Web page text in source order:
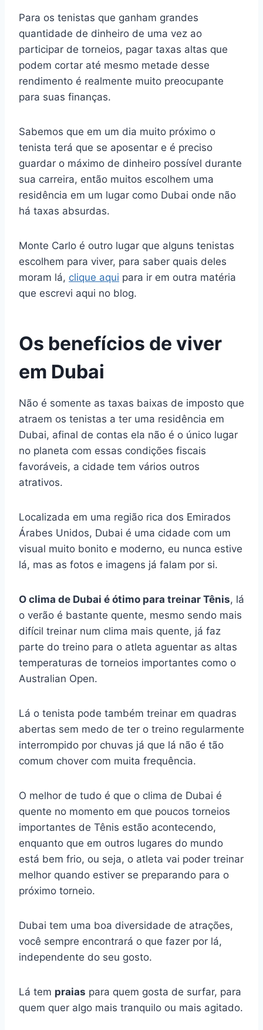
Para os tenistas que ganham grandes
quantidade de dinheiro de uma vez ao
participar de torneios, pagar taxas altas que
podem cortar até mesmo metade desse
rendimento é realmente muito preocupante
para suas finanças.
Sabemos que em um dia muito próximo o
tenista terá que se aposentar e é preciso
guardar o máximo de dinheiro possível durante
sua carreira, então muitos escolhem uma
residência em um lugar como Dubai onde não
há taxas absurdas.
Monte Carlo é outro lugar que alguns tenistas
escolhem para viver, para saber quais deles
moram lá, clique aqui para ir em outra matéria
que escrevi aqui no blog.
Os benefícios de viver
em Dubai
Não é somente as taxas baixas de imposto que
atraem os tenistas a ter uma residência em
Dubai, afinal de contas ela não é o único lugar
no planeta com essas condições fiscais
favoráveis, a cidade tem vários outros
atrativos.
Localizada em uma região rica dos Emirados
Árabes Unidos, Dubai é uma cidade com um
visual muito bonito e moderno, eu nunca estive
lá, mas as fotos e imagens já falam por si.
O clima de Dubai é ótimo para treinar Tênis, lá
o verão é bastante quente, mesmo sendo mais
difícil treinar num clima mais quente, já faz
parte do treino para o atleta aguentar as altas
temperaturas de torneios importantes como o
Australian Open.
Lá o tenista pode também treinar em quadras
abertas sem medo de ter o treino regularmente
interrompido por chuvas já que lá não é tão
comum chover com muita frequência.
O melhor de tudo é que o clima de Dubai é
quente no momento em que poucos torneios
importantes de Tênis estão acontecendo,
enquanto que em outros lugares do mundo
está bem frio, ou seja, o atleta vai poder treinar
melhor quando estiver se preparando para o
próximo torneio.
Dubai tem uma boa diversidade de atrações,
você sempre encontrará o que fazer por lá,
independente do seu gosto.
Lá tem praias para quem gosta de surfar, para
quem quer algo mais tranquilo ou mais agitado.